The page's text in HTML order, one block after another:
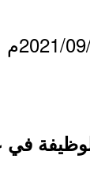
- التقديم
في